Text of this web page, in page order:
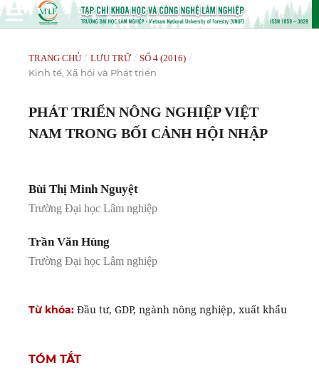
TRANG CHỦ / LƯU TRỮ / SỐ 4 (2016) /
Kinh tế, Xã hội và Phát triển
PHÁT TRIỂN NÔNG NGHIỆP VIỆT
NAM TRONG BỐI CẢNH HỘI NHẬP
Bùi Thị Minh Nguyệt
Trường Đại học Lâm nghiệp
Trần Văn Hùng
Trường Đại học Lâm nghiệp
Từ khóa: Đầu tư, GDP, ngành nông nghiệp, xuất khẩu
TÓM TẮT